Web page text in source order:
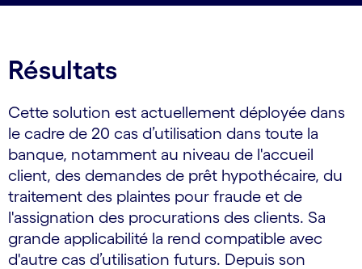
Résultats
Cette solution est actuellement déployée dans
le cadre de 20 cas d’utilisation dans toute la
banque, notamment au niveau de l'accueil
client, des demandes de prêt hypothécaire, du
traitement des plaintes pour fraude et de
l'assignation des procurations des clients. Sa
grande applicabilité la rend compatible avec
d'autre cas d’utilisation futurs. Depuis son